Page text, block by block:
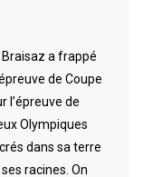
a frappé
de Coupe
l’épreuve de
Olympiques
dans sa terre
racines. On